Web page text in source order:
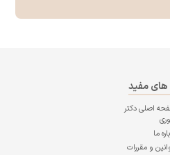
های مفید
اصلیدکتر
ما
و مقررات